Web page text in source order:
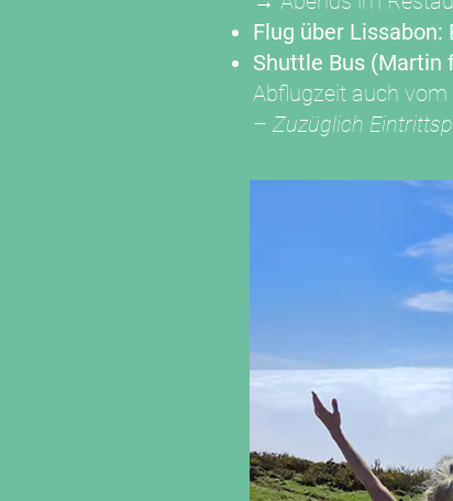
Flug über Lissabon:
Shuttle Bus (Martin
Abflugzeit auch
– Zuzüglich